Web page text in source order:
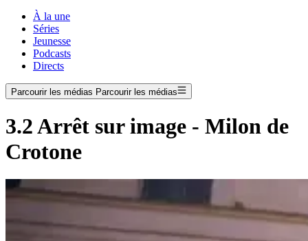
À la une
Séries
Jeunesse
Podcasts
Directs
Parcourir les médias Parcourir les médias
3.2 Arrêt sur image - Milon de
Crotone